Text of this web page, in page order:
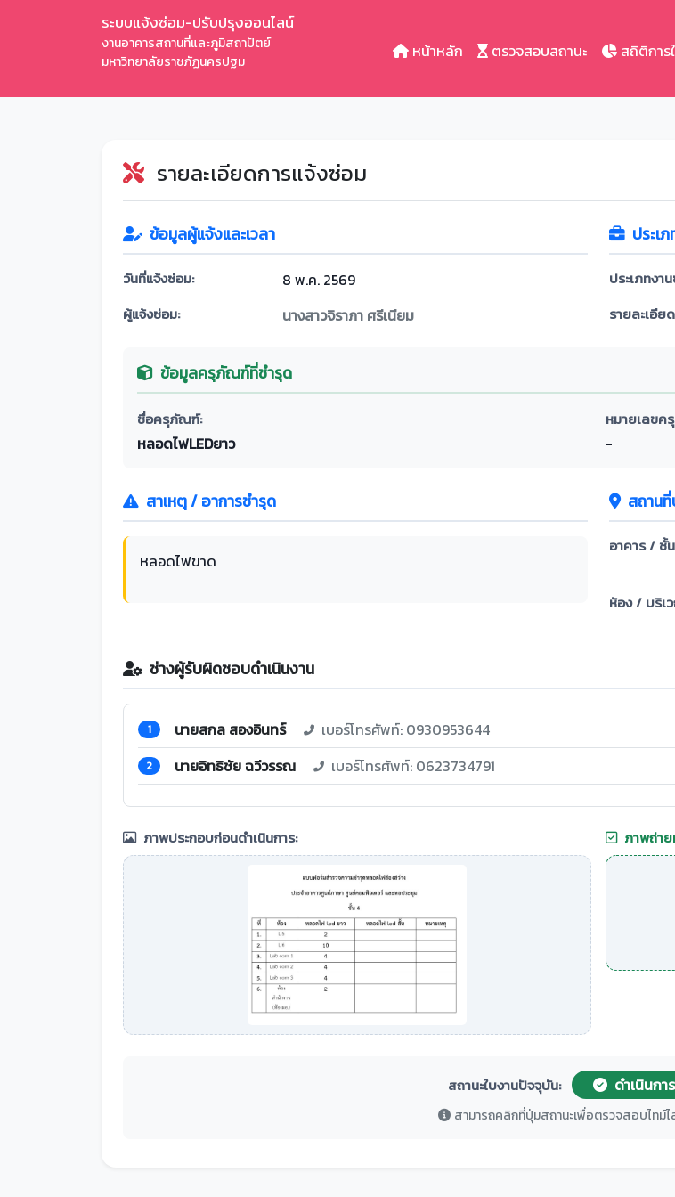
ระบบแจ้งซ่อม-ปรับปรุงออนไลน์
งานอาคารสถานที่และภูมิสถาปัตย์
มหาวิทยาลัยราชภัฏนครปฐม
หน้าหลัก ตรวจสอบสถานะ สถิติการ
รายละเอียดการแจ้งซ่อม
ข้อมูลผู้แจ้งและเวลา
วันที่แจ้งซ่อม: 8 พ.ค. 2569
ผู้แจ้งซ่อม: นางสาวจิราภา ศรีเนียม
ประเ
ประเภทงา
รายละเอีย
ข้อมูลครุภัณฑ์ที่ชำรุด
ชื่อครุภัณฑ์:
หลอดไฟLEDยาว
หมายเลขค
-
สาเหตุ / อาการชำรุด
หลอดไฟขาด
สถาน
อาคาร / ชั้
ห้อง / บริเ
ช่างผู้รับผิดชอบดำเนินงาน
1 นายสกล สองอินทร์ เบอร์โทรศัพท์: 0930953644
2 นายอิทธิชัย ฉวีวรรณ เบอร์โทรศัพท์: 0623734791
ภาพประกอบก่อนดำเนินการ: ภาพถ่าย
สถานะใบงานปัจจุบัน: ดำเนินกา
สามารถคลิกที่ปุ่มสถานะเพื่อตรวจสอบไทม์ไ